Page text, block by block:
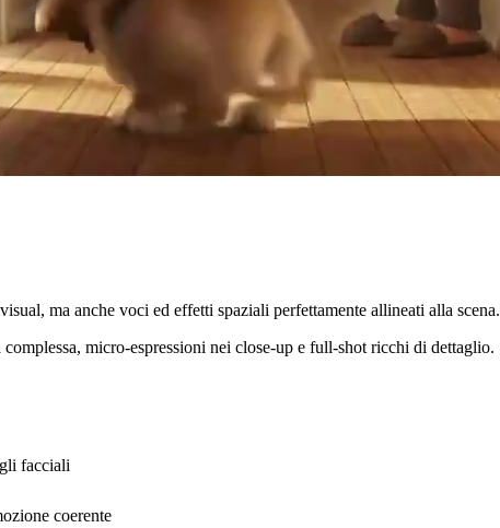
ma anche voci ed effetti spaziali perfettamente allineati alla scena.
micro-espressioni nei close-up e full-shot ricchi di dettaglio.
facciali
coerente